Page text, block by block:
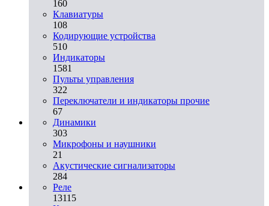
160
Клавиатуры
108
Кодирующие устройства
510
Индикаторы
1581
Пульты управления
322
Переключатели и индикаторы прочие
67
Динамики
303
Микрофоны и наушники
21
Акустические сигнализаторы
284
Реле
13115